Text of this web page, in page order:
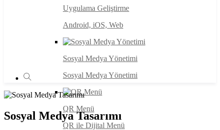
Uygulama Geliştirme
Android, iOS, Web
Sosyal Medya Yönetimi
Sosyal Medya Yönetimi
QR Menü
QR ile Dijital Menü
Sosyal Medya Tasarımı